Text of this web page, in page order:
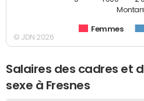
Femmes
© JDN 2026
Salaires des cadres et
sexe à Fresnes